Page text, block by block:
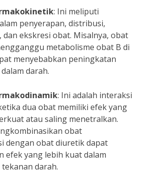
: Ini meliputi
penyerapan, distribusi,
dan ekskresi obat. Misalnya, obat
metabolisme obat B di
menyebabkan peningkatan
darah.
: Ini adalah interaksi
dua obat memiliki efek yang
atau saling menetralkan.
obat
dengan obat diuretik dapat
efek yang lebih kuat dalam
darah.